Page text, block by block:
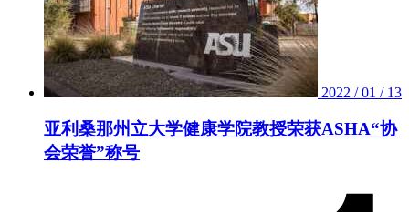
2022 / 01 / 13
亚利桑那州立大学健康学院教授荣获ASHA“协
会荣誉”称号